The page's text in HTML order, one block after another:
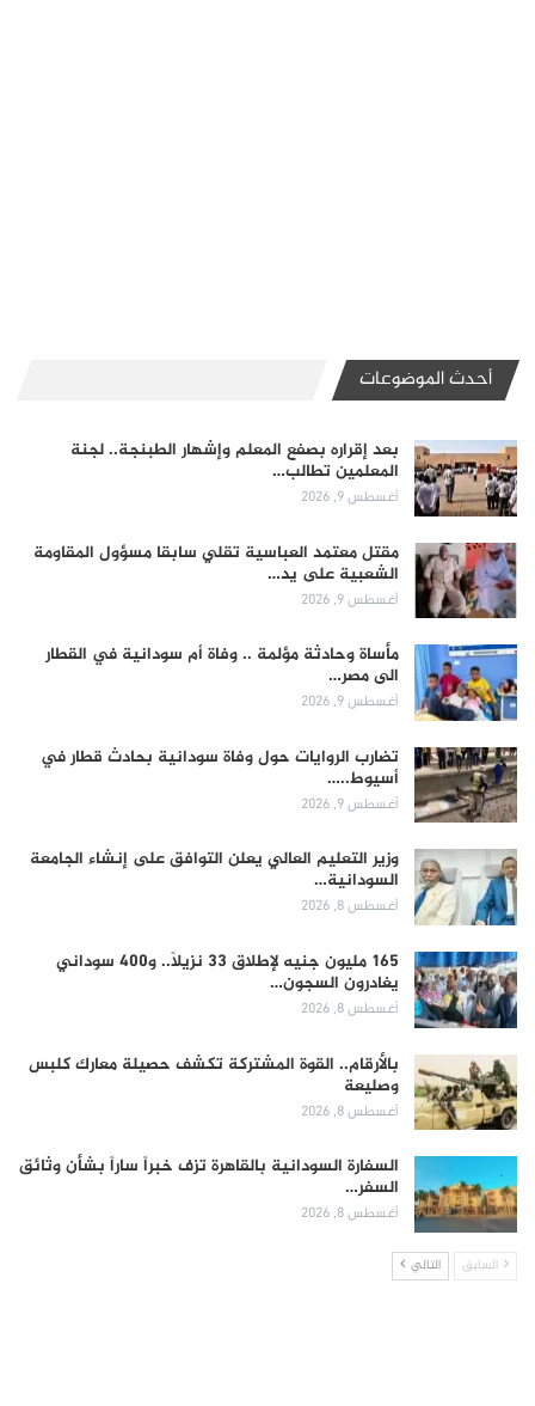
أحدث الموضوعات
بعد إقراره بصفع المعلم وإشهار الطبنجة.. لجنة
المعلمين تطالب…
أغسطس 9, 2026
مقتل معتمد العباسية تقلي سابقا مسؤول المقاومة
الشعبية على يد…
أغسطس 9, 2026
مأساة وحادثة مؤلمة .. وفاة أم سودانية في القطار
الى مصر…
أغسطس 9, 2026
تضارب الروايات حول وفاة سودانية بحادث قطار في
أسيوط..…
أغسطس 9, 2026
وزير التعليم العالي يعلن التوافق على إنشاء الجامعة
السودانية…
أغسطس 8, 2026
165 مليون جنيه لإطلاق 33 نزيلاً.. و400 سوداني
يغادرون السجون…
أغسطس 8, 2026
بالأرقام.. القوة المشتركة تكشف حصيلة معارك كلبس
وصليعة
أغسطس 8, 2026
السفارة السودانية بالقاهرة تزف خبراً ساراً بشأن وثائق
السفر…
أغسطس 8, 2026
السابق التالي